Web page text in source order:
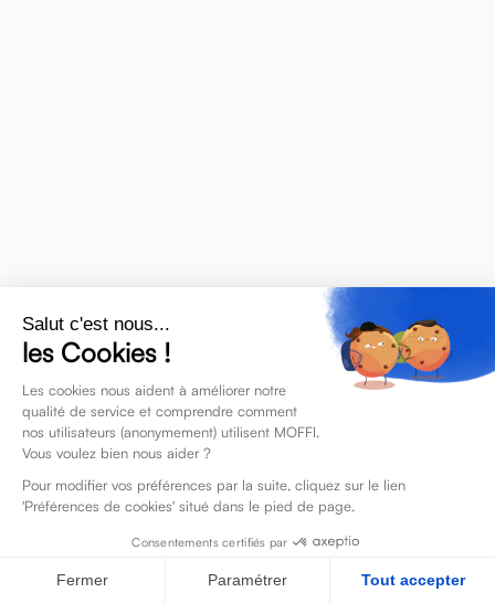
Salut c'est nous...
les Cookies !
Les cookies nous aident à améliorer notre
qualité de service et comprendre comment
nos utilisateurs (anonymement) utilisent MOFFI.
Vous voulez bien nous aider ?
Pour modifier vos préférences par la suite, cliquez sur le lien
'Préférences de cookies' situé dans le pied de page.
Consentements certifiés par
Fermer Paramétrer Tout accepter